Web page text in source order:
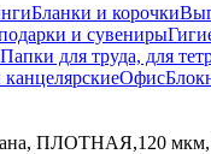
Бланки и корочки
и сувениры
Папки для труда, для
Офис
ПЛОТНАЯ,120 мкм,